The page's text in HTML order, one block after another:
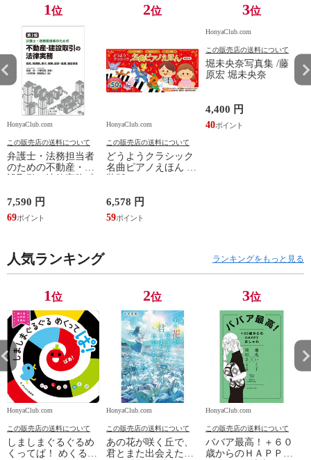
1位
HonyaClub.com
この販売店の送料について
弁護士・法務担当者
のための不動産・建
開発、設計・監理、
建設請負 第２版 /富
田裕 小里佳嵩
7,590 円
69
2位
HonyaClub.com
この販売店の送料について
どうようクラシック
名曲ピアノえほん 新
ワシマミワコ
6,578 円
59
3位
HonyaClub.com
この販売店の送料について
堀未央奈写真集 /藤
原宏 堀未央奈
4,400 円
40
人気ランキング ランキングをもっと見る
1位
HonyaClub.com
この販売店の送料について
しましまぐるぐるめ
くってぱ！ めくるし
2位
HonyaClub.com
この販売店の送料について
あの花が咲く丘で、
君とまた出会えた
3位
HonyaClub.com
この販売店の送料について
ババア最高！＋６０
歳からのＨＡＰＰＹ